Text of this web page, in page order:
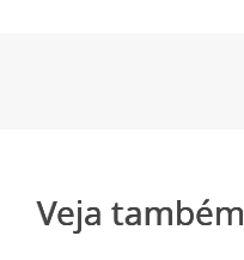
Veja também